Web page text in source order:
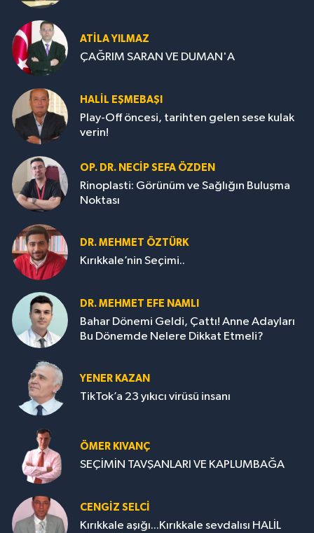
ATILA YILMAZ
ÇAĞRIM SARAN VE DUMAN'A
HALIL EŞMEBAŞI
Play-Off öncesi, tarihten gelen sese kulak
verin!
OP. DR. NECIP SEFA ÖZDEN
Rinoplasti: Görünüm ve Sağlığın Buluşma
Noktası
DR. MEHMET ÖZTÜRK
Kırıkkale’nin Seçimi..
DR. MEHMET EFE NAMLI
Bahar Dönemi Geldi, Çattı! Anne Adayları
Bu Dönemde Nelere Dikkat Etmeli?
YENER KAZAN
TikTok’a 23 yıkıcı virüsü insanı
ÖMER KIVANÇ
SEÇİMİN TAVŞANLARI VE KAPLUMBAĞA
CENGİZ SELCİ
Kırıkkale aşığı...Kırıkkale sevdalısı HALİL